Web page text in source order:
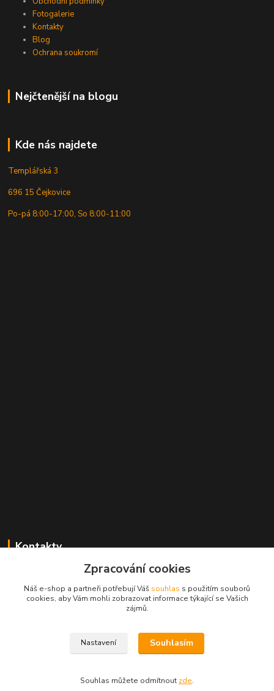
Fotogalerie
Kontakty
Blog
Ochrana soukromí
Nejčtenější na blogu
Kde nás najdete
Templářská 3
696 15 Čejkovice
Po-pá 8:00-17:00, So 8:00-11:00
Kontakty
+420 723 828 116
Po-Pá 8:00-17:00 hod., So 8:00-11:00 hod.
Zpracování cookies
Náš e-shop a partneři potřebují Váš souhlas s použitím souborů
cookies, aby Vám mohli zobrazovat informace týkající se Vašich
zájmů.
Nastavení Souhlasím
Souhlas můžete odmítnout zde.